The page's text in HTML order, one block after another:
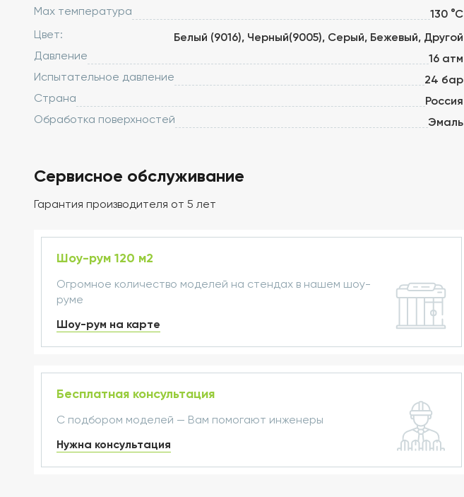
Max температура 130 °С
Цвет: Белый (9016), Черный(9005), Серый, Бежевый, Другой
Давление 16 атм
Испытательное давление 24 бар
Страна Россия
Обработка поверхностей Эмаль
Сервисное обслуживание
Гарантия производителя от 5 лет
Шоу-рум 120 м2
Огромное количество моделей на стендах в нашем шоу-
руме
Шоу-рум на карте
Бесплатная консультация
С подбором моделей — Вам помогают инженеры
Нужна консультация